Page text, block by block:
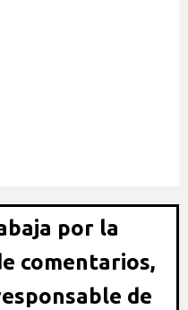
por la
comentarios,
de